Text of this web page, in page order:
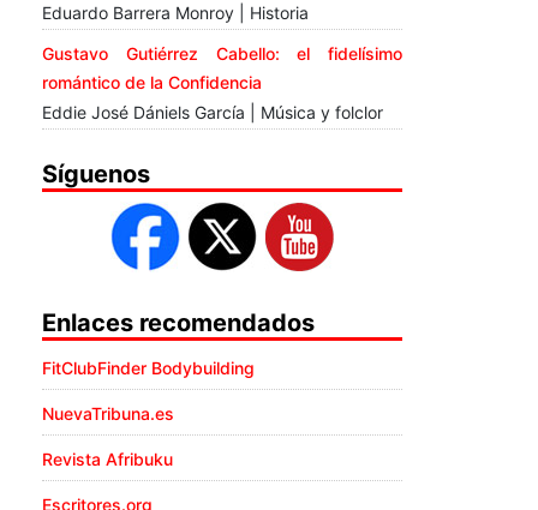
Eduardo Barrera Monroy | Historia
Gustavo Gutiérrez Cabello: el fidelísimo
romántico de la Confidencia
Eddie José Dániels García | Música y folclor
Síguenos
Enlaces recomendados
FitClubFinder Bodybuilding
NuevaTribuna.es
Revista Afribuku
Escritores.org